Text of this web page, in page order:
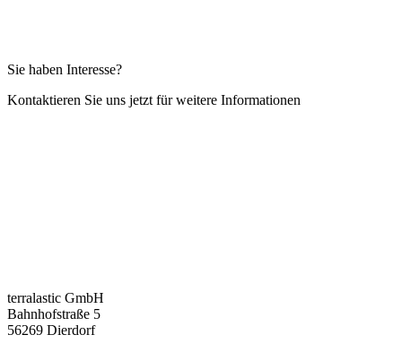
Sie haben Interesse?
Kontaktieren Sie uns jetzt für weitere Informationen
terralastic GmbH
Bahnhofstraße 5
56269 Dierdorf